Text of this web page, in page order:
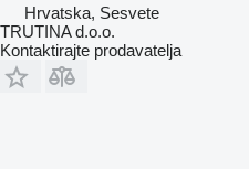
Hrvatska, Sesvete
TRUTINA d.o.o.
Kontaktirajte prodavatelja